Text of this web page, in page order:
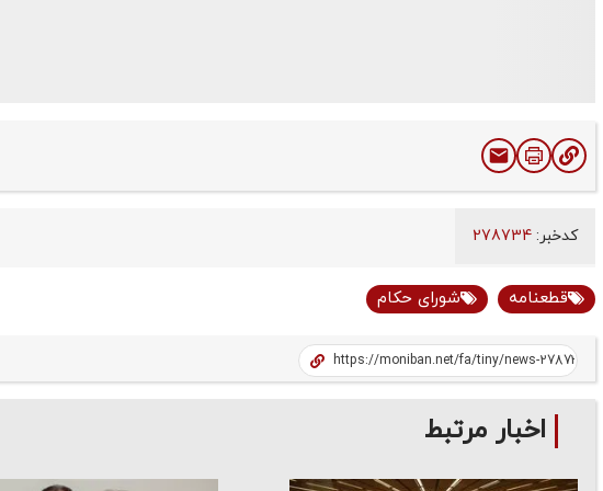
کدخبر:
قطعنامه شورای حکام
اخبار مرتبط